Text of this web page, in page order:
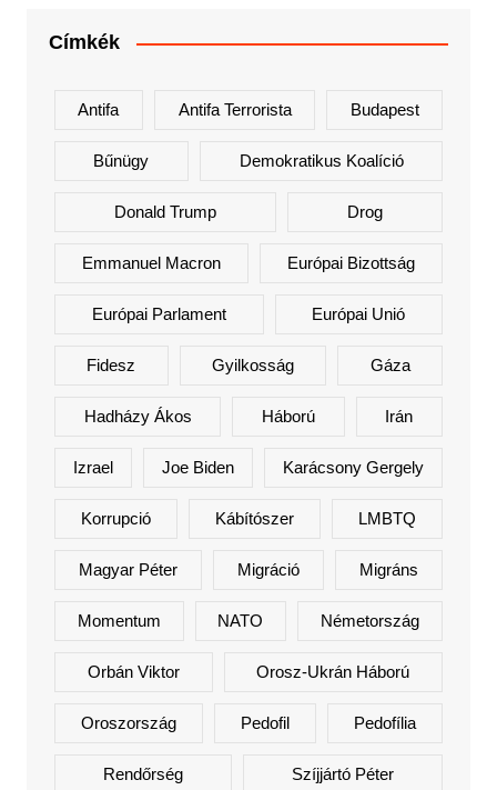
Címkék
Antifa Antifa Terrorista Budapest
Bűnügy Demokratikus Koalíció
Donald Trump Drog
Emmanuel Macron Európai Bizottság
Európai Parlament Európai Unió
Fidesz Gyilkosság Gáza
Hadházy Ákos Háború Irán
Izrael Joe Biden Karácsony Gergely
Korrupció Kábítószer LMBTQ
Magyar Péter Migráció Migráns
Momentum NATO Németország
Orbán Viktor Orosz-Ukrán Háború
Oroszország Pedofil Pedofília
Rendőrség Szíjjártó Péter